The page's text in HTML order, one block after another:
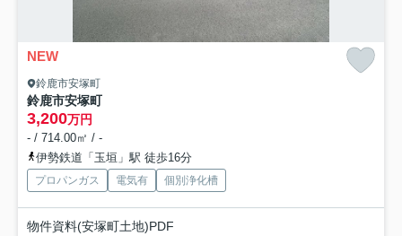
NEW
鈴鹿市安塚町
鈴鹿市安塚町
3,200万円
- / 714.00㎡ / -
伊勢鉄道「玉垣」駅 徒歩16分
プロパンガス 電気有 個別浄化槽
物件資料(安塚町土地)PDF